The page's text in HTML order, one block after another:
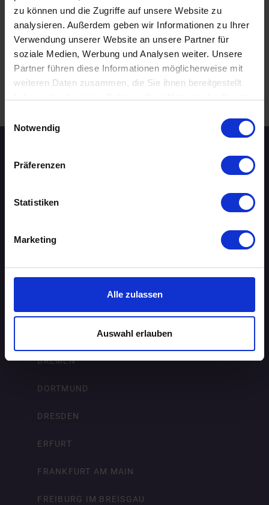
zu können und die Zugriffe auf unsere Website zu
analysieren. Außerdem geben wir Informationen zu Ihrer
Verwendung unserer Website an unsere Partner für
soziale Medien, Werbung und Analysen weiter. Unsere
Partner führen diese Informationen möglicherweise mit
weiteren Daten zusammen, die Sie ihnen bereitgestellt
Notwendig
Präferenzen
Statistiken
Marketing
Alle zulassen
Auswahl erlauben
20 - 29 Jahre
WEITERE EVENTS IN KIEL .
Speed-Dating Events
BERLIN
BRAUNSCHWEIG
BREMEN
DORTMUND
DRESDEN
ERFURT
FRANKFURT AM MAIN
FREIBURG IM BREISGAU